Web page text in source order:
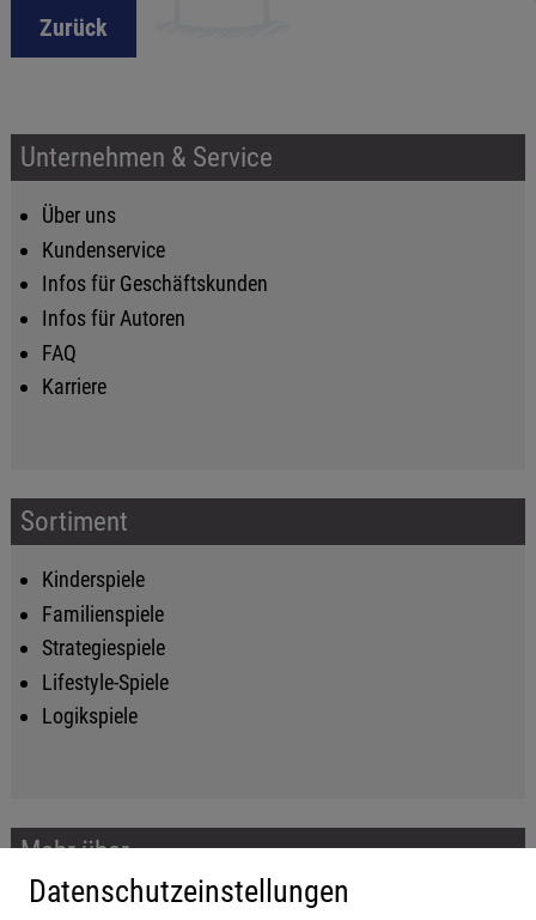
Zurück
Unternehmen & Service
Über uns
Kundenservice
Infos für Geschäftskunden
Infos für Autoren
FAQ
Karriere
Sortiment
Kinderspiele
Familienspiele
Strategiespiele
Lifestyle-Spiele
Logikspiele
Mehr über...
Impressum
Datenschutzeinstellungen